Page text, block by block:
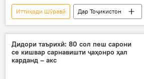
Иттиҳоди Шӯравӣ
Дар Тоҷикистон
81-солгарди Ғалаба дар Ҷанги Бузурги Ватанӣ
ғалаба
Ҷанги дуюми ҷаҳонӣ
Дидори таърихӣ: 80 сол пеш сарони
се кишвар сарнавишти ҷаҳонро ҳал
карданд – акс